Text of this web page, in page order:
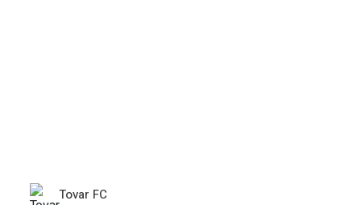
Tovar FC